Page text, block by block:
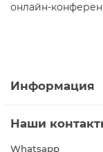
онлайн-
Информация
Наши
Whatsapp